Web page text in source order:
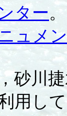
ター。
ュメ
砂川
用し